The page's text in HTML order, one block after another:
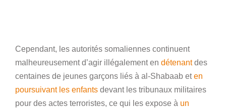
Cependant, les autorités somaliennes continuent
malheureusement d’agir illégalement en détenantdes
centaines de jeunes garçons liés à al-Shabaab eten
poursuivant les enfants devant les tribunaux militaires
pour des actes terroristes, ce qui les expose à un